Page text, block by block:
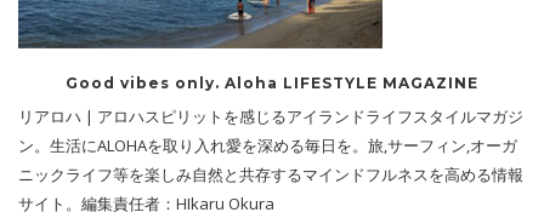
Good vibes only. Aloha LIFESTYLE MAGAZINE
リアロハ | アロハスピリットを感じるアイランドライフスタイルマガジ
ン。生活にALOHAを取り入れ愛を深める毎日を。旅,サーフィン,オーガ
ニックライフ等を楽しみ自然と共存するマインドフルネスを高める情報
サイト。編集責任者：HIkaru Okura